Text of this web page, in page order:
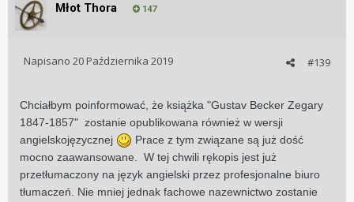
Młot Thora 147
#139
Napisano 20 Października 2019
Chciałbym poinformować, że książka "Gustav Becker Zegary
1847-1857" zostanie opublikowana również w wersji
angielskojęzycznej
Prace z tym związane są już dość
mocno zaawansowane. W tej chwili rękopis jest już
przetłumaczony na język angielski przez profesjonalne biuro
tłumaczeń. Nie mniej jednak fachowe nazewnictwo zostanie